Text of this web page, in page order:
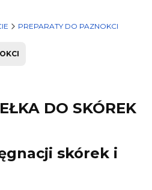
PREPARATY DO PAZNOKCI
DO SKÓREK
skórek i